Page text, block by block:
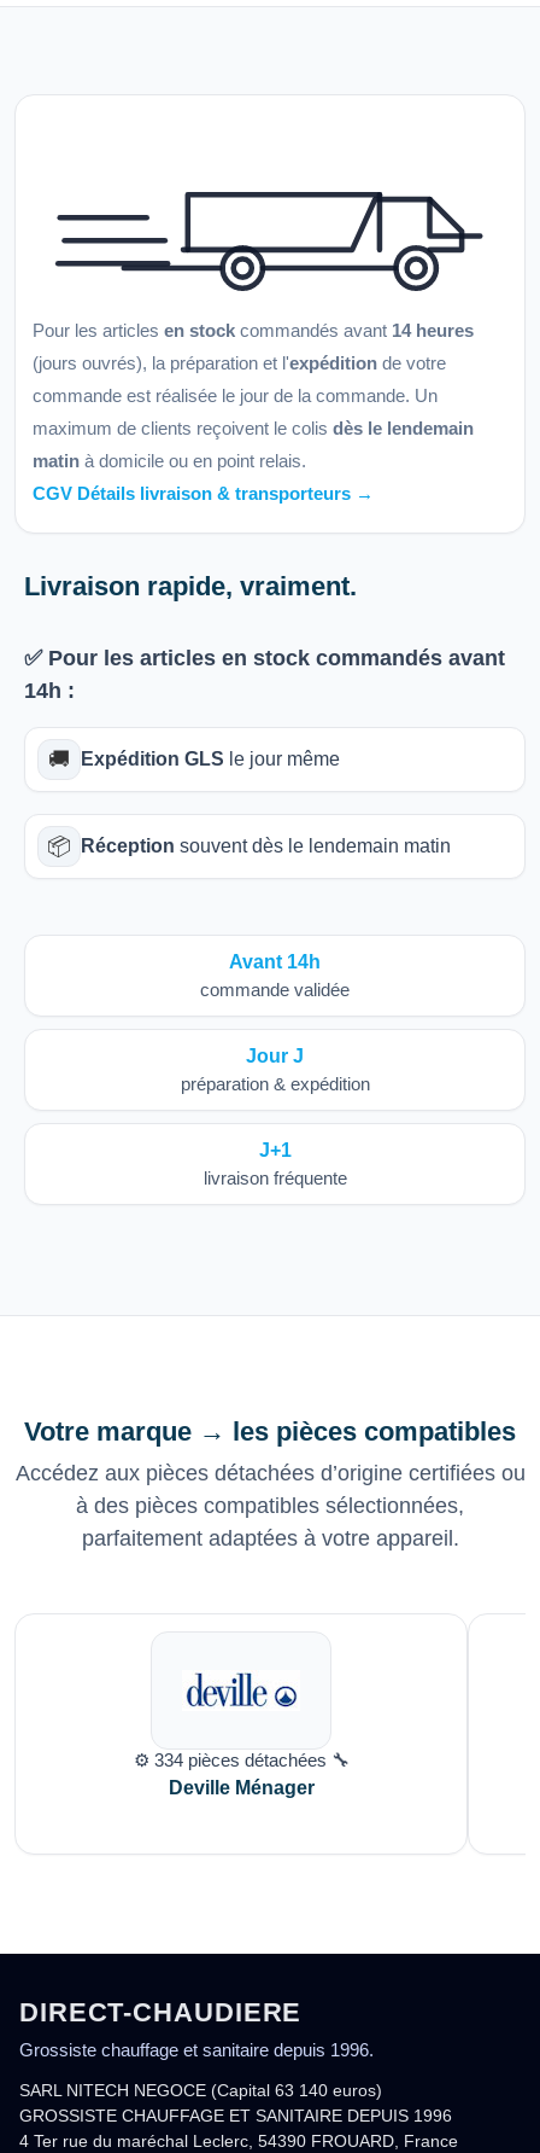
Pour les articles en stock commandés avant 14 heures
(jours ouvrés), la préparation et l'expédition de votre
commande est réalisée le jour de la commande. Un
maximum de clients reçoivent le colis dès le lendemain
matin à domicile ou en point relais.
CGV Détails livraison & transporteurs →
Livraison rapide, vraiment.
✅ Pour les articles en stock commandés avant
14h :
🚚 Expédition GLS le jour même
📦 Réception souvent dès le lendemain matin
Avant 14h
commande validée
Jour J
préparation & expédition
J+1
livraison fréquente
Votre marque → les pièces compatibles
Accédez aux pièces détachées d’origine certifiées ou
à des pièces compatibles sélectionnées,
parfaitement adaptées à votre appareil.
⚙️ 334 pièces détachées 🔧
Deville Ménager
DIRECT-CHAUDIERE
Grossiste chauffage et sanitaire depuis 1996.
SARL NITECH NEGOCE (Capital 63 140 euros)
GROSSISTE CHAUFFAGE ET SANITAIRE DEPUIS 1996
4 Ter rue du maréchal Leclerc, 54390 FROUARD, France